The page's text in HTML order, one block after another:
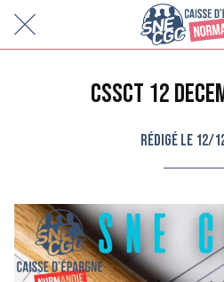
CSSCT 12
Rédigé le 12/